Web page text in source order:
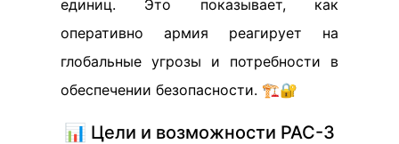
единиц. Это показывает, как
оперативно армия реагирует на
глобальные угрозы и потребности в
обеспечении безопасности. 🏗️🔐
📊 Цели и возможности PAC-3